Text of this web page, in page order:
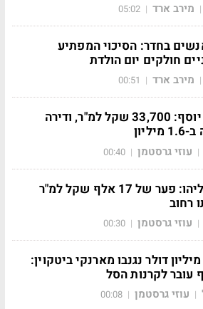
| מירב ארד |
05:02
אנשים בחדר: הסיכוי המפתיע
חולקים יום הולדת
| מירב ארד |
00:51
רמת יוסף: 33,700 שקל למ"ר, ודירה
| עוזי גרסטמן |
00:40
יד אליהו: פער של 17 אלף שקל למ"ר
רחוב
| עוזי גרסטמן |
00:30
116 מיליון דולר נגנבו מארנקי ביטקוין:
עובר לקרנות הסל
| עוזי גרסטמן |
00:08